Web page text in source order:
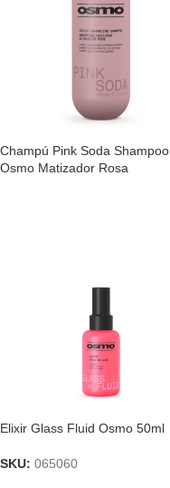
Champú Pink Soda Shampoo
Osmo Matizador Rosa
Elixir Glass Fluid Osmo 50ml
SKU: 065060